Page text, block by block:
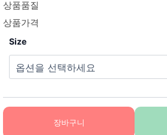
상품품질
상품가격
Size
장바구니